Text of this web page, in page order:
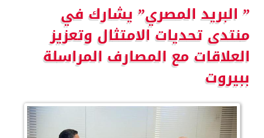
” البريد المصري” يشارك في
منتدى تحديات الامتثال وتعزيز
العلاقات مع المصارف المراسلة
ببيروت